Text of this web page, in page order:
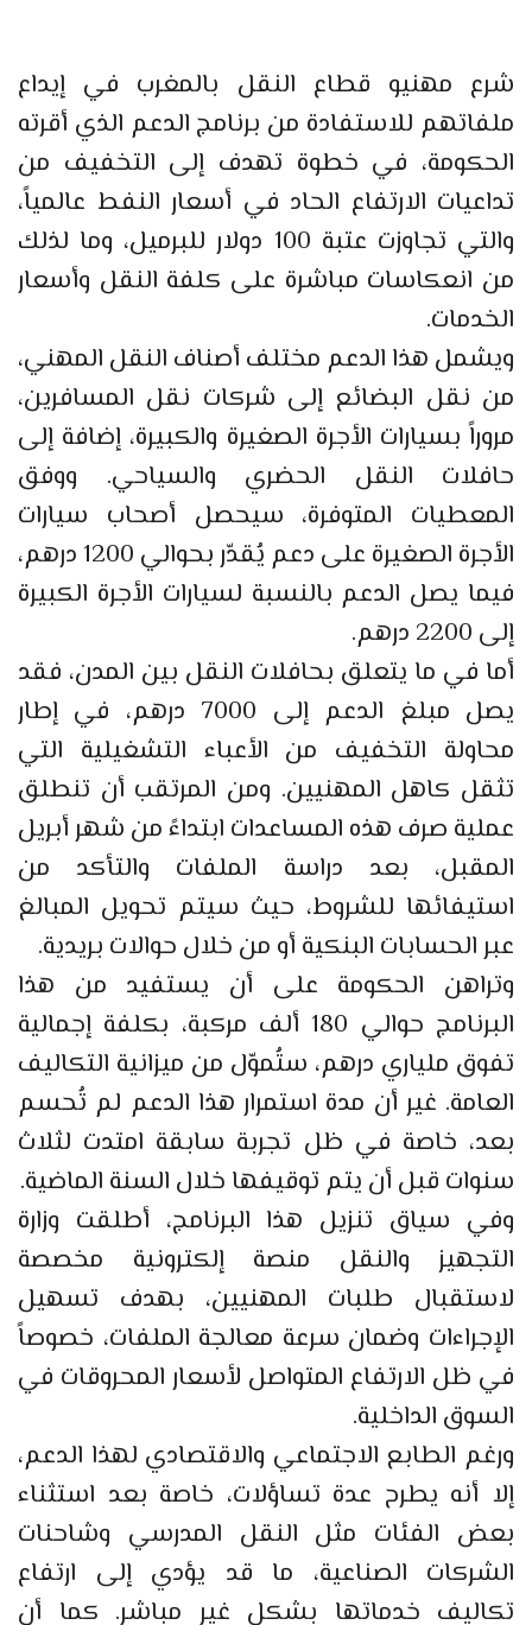
شرع مهنيو قطاع النقل بالمغرب في إيداع
ملفاتهم للاستفادة من برنامج الدعم الذي أقرته
الحكومة، في خطوة تهدف إلى التخفيف من
تداعيات الارتفاع الحاد في أسعار النفط عالمياً،
والتي تجاوزت عتبة 100 دولار للبرميل، وما لذلك
من انعكاسات مباشرة على كلفة النقل وأسعار
الخدمات.
ويشمل هذا الدعم مختلف أصناف النقل المهني،
من نقل البضائع إلى شركات نقل المسافرين،
مروراً بسيارات الأجرة الصغيرة والكبيرة، إضافة إلى
حافلات النقل الحضري والسياحي. ووفق
المعطيات المتوفرة، سيحصل أصحاب سيارات
الأجرة الصغيرة على دعم يُقدّر بحوالي 1200 درهم،
فيما يصل الدعم بالنسبة لسيارات الأجرة الكبيرة
إلى 2200 درهم.
أما في ما يتعلق بحافلات النقل بين المدن، فقد
يصل مبلغ الدعم إلى 7000 درهم، في إطار
محاولة التخفيف من الأعباء التشغيلية التي
تثقل كاهل المهنيين. ومن المرتقب أن تنطلق
عملية صرف هذه المساعدات ابتداءً من شهر أبريل
المقبل، بعد دراسة الملفات والتأكد من
استيفائها للشروط، حيث سيتم تحويل المبالغ
عبر الحسابات البنكية أو من خلال حوالات بريدية.
وتراهن الحكومة على أن يستفيد من هذا
البرنامج حوالي 180 ألف مركبة، بكلفة إجمالية
تفوق ملياري درهم، ستُموّل من ميزانية التكاليف
العامة. غير أن مدة استمرار هذا الدعم لم تُحسم
بعد، خاصة في ظل تجربة سابقة امتدت لثلاث
سنوات قبل أن يتم توقيفها خلال السنة الماضية.
وفي سياق تنزيل هذا البرنامج، أطلقت وزارة
التجهيز والنقل منصة إلكترونية مخصصة
لاستقبال طلبات المهنيين، بهدف تسهيل
الإجراءات وضمان سرعة معالجة الملفات، خصوصاً
في ظل الارتفاع المتواصل لأسعار المحروقات في
السوق الداخلية.
ورغم الطابع الاجتماعي والاقتصادي لهذا الدعم،
إلا أنه يطرح عدة تساؤلات، خاصة بعد استثناء
بعض الفئات مثل النقل المدرسي وشاحنات
الشركات الصناعية، ما قد يؤدي إلى ارتفاع
تكاليف خدماتها بشكل غير مباشر. كما أن